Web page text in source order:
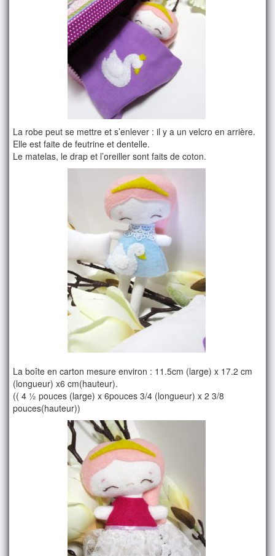
La robe peut se mettre et s’enlever : il y a un velcro en arrière.
Elle est faite de feutrine et dentelle.
Le matelas, le drap et l’oreiller sont faits de coton.
La boîte en carton mesure environ : 11.5cm (large) x 17.2 cm
(longueur) x6 cm(hauteur).
(( 4 ½ pouces (large) x 6pouces 3/4 (longueur) x 2 3/8
pouces(hauteur))